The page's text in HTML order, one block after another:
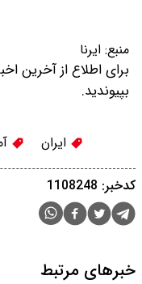
منبع: ایرنا
برای اطلاع از آخرین
بپیوندید.
ایران
کدخبر: 1108248
خبرهای مرتبط